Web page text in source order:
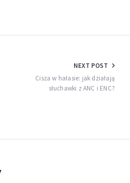
NEXT POST
Cisza w hałasie: jak działają
słuchawki z ANC i ENC?